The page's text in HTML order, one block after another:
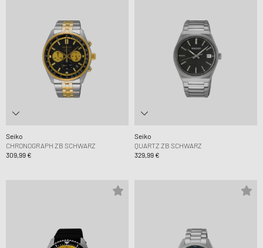
Seiko
CHRONOGRAPH ZB SCHWARZ
309,99 €
Seiko
QUARTZ ZB SCHWARZ
329,99 €